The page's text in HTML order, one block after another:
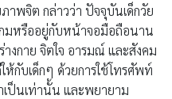
าพจิต กล่าวว่า ปัจจุบันเด็กวัย
กมหรืออยู่กับหน้าจอมือถือนาน
งกาย จิตใจ อารมณ์ และสังคม
กับเด็กๆ ด้วยการใช้โทรศัพท์
เป็นเท่านั้น และพยายาม